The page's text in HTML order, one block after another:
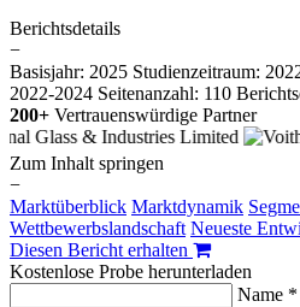
Berichtsdetails
−
Basisjahr: 2025 Studienzeitraum:
2022-2024 Seitenanzahl: 110
200+ Vertrauenswürdige Partner
Zum Inhalt springen
−
Marktüberblick Marktdynamik
Wettbewerbslandschaft Neueste
Diesen Bericht erhalten
Kostenlose Probe herunterladen
Name *